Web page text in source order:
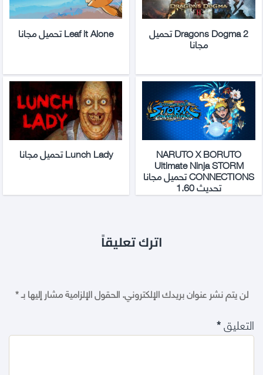
Dragons Dogma 2 تحميل
مجانا
Leaf it Alone تحميل مجانا
NARUTO X BORUTO
Ultimate Ninja STORM
CONNECTIONS تحميل مجانا
تحديث 1.60
Lunch Lady تحميل مجانا
اترك تعليقاً
لن يتم نشر عنوان بريدك الإلكتروني.الحقول الإلزامية مشار إليها بـ*
التعليق*